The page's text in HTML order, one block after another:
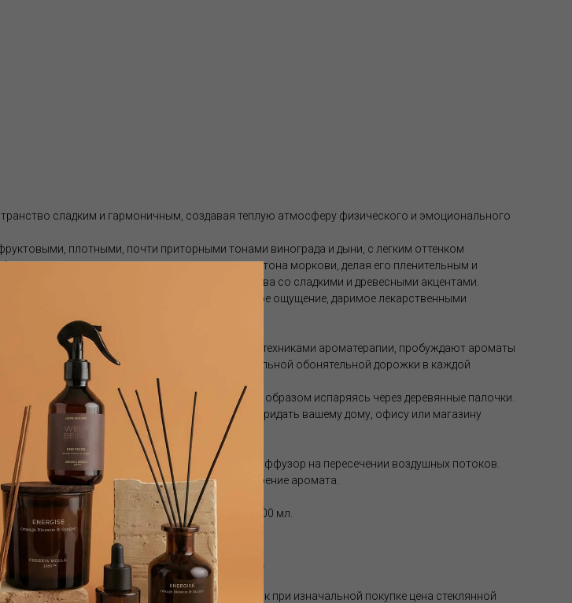
сладким и гармоничным, создавая теплую атмосферу физического и эмоционального
плотными, почти приторными тонами винограда и дыни, с легким оттенком
так и «землистые» и слегка пряные тона моркови, делая его пленительным и
нотами мускуса, ириса и сандалового дерева со сладкими и древесными акцентами.
прекрасно уравновешивают бальзамическое ощущение, даримое лекарственными
в соответствии с самыми изысканными техниками ароматерапии, пробуждают ароматы
доме. Идеально подходят для создания правильной обонятельной дорожки в каждой
постепенно и совершенно естественным образом испаряясь через деревянные палочки.
систему ароматизации, способную придать вашему дому, офису или магазину
Обычно рекомендуется ставить диффузор на пересечении воздушных потоков.
источниками тепла, так как ускоряется испарение аромата.
более 20 м2 рекомендуется формат 500 мл.
и места размещения диффузора.
а емкости 500 мл. — обычно 3-5 месяцев.
приобрести рефилл. Это более выгодно, так как при изначальной покупке цена стеклянной